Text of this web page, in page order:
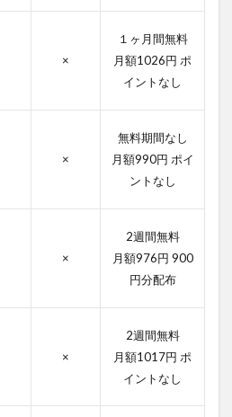
×
１ヶ月間無料
月額1026円 ポ
イントなし
×
無料期間なし
月額990円 ポイ
ントなし
×
2週間無料
月額976円 900
円分配布
×
2週間無料
月額1017円 ポ
イントなし